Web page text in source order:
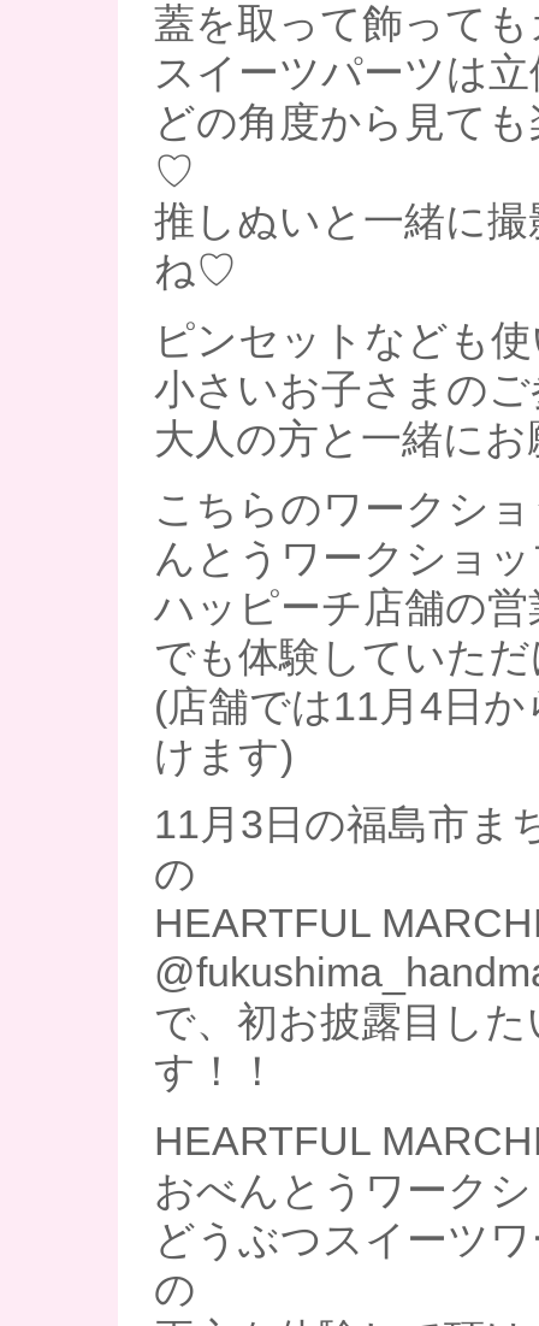
蓋を取って飾って
スイーツパーツは
どの角度から見て
♡
推しぬいと一緒に
ね♡
ピンセットなども
小さいお子さまの
大人の方と一緒に
こちらのワークシ
んとうワークショ
ハッピーチ店舗の
でも体験していた
(店舗では11月4日
けます)
11月3日の福島市ま
の
HEARTFUL
で、初お披露目し
す！！
HEARTFUL
おべんとうワーク
どうぶつスイーツ
の